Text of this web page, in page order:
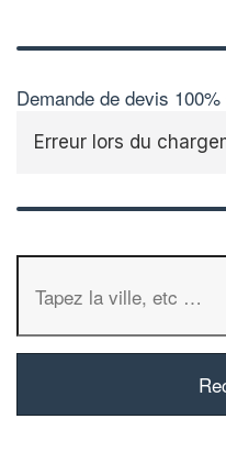
Demande de devis
Erreur lors du